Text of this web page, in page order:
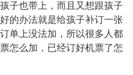
子也带上，而且又想跟孩子
的办法就是给孩子补订一张
单上没法加，所以很多人都
怎么加，已经订好机票了怎